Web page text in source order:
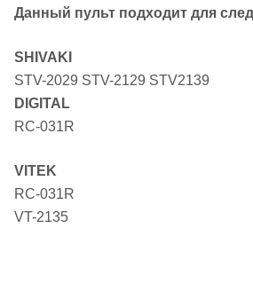
Данный пульт подходит для
SHIVAKI
STV-2029 STV-2129 STV2139
DIGITAL
RC-031R
VITEK
RC-031R
VT-2135